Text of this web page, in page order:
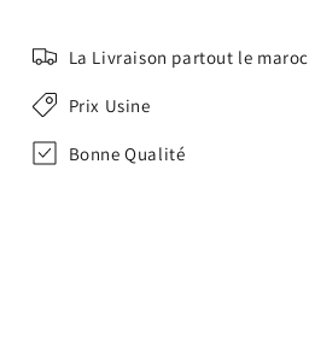
La Livraison partout le maroc
Prix Usine
Bonne Qualité